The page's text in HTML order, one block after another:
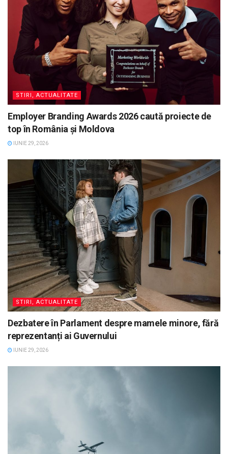
STIRI, ACTUALITATE
Employer Branding Awards 2026 caută proiecte de
top în România și Moldova
IUNIE 29, 2026
STIRI, ACTUALITATE
Dezbatere în Parlament despre mamele minore, fără
reprezentanți ai Guvernului
IUNIE 29, 2026